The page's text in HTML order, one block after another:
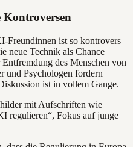
Freundinnen ist so kontrovers
neue Technik als Chance
des Menschen von
und Psychologen fordern
ist in vollem Gange.